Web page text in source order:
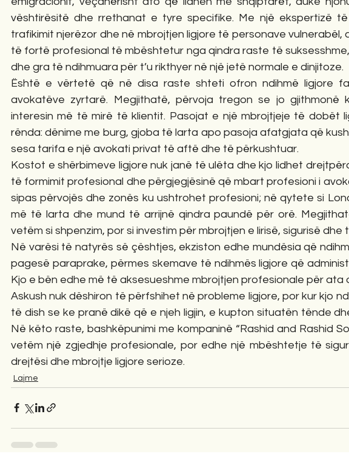
vështirësitë dhe rrethanat e tyre specifike. Me një ekspertizë
trafikimit njerëzor dhe në mbrojtjen ligjore të personave vulnerabël,
të fortë profesional të mbështetur nga qindra raste të
dhe gra të ndihmuara për t’u rikthyer në një jetë normale e dinjitoze.
Është e vërtetë që në disa raste shteti ofron ndihmë ligjore
avokatëve zyrtarë. Megjithatë, përvoja tregon se jo gjithmonë
interesin më të mirë të klientit. Pasojat e një mbrojtjeje të dobët
rënda: dënime me burg, gjoba të larta apo pasoja afatgjata që
sesa tarifa e një avokati privat të aftë dhe të përkushtuar.
Kostot e shërbimeve ligjore nuk janë të ulëta dhe kjo lidhet
të formimit profesional dhe përgjegjësinë që mbart profesioni i
sipas përvojës dhe zonës ku ushtrohet profesioni; në qytete si
më të larta dhe mund të arrijnë qindra paundë për orë.
vetëm si shpenzim, por si investim për mbrojtjen e lirisë, sigurisë dhe
Në varësi të natyrës së çështjes, ekziston edhe mundësia që
pagesë paraprake, përmes skemave të ndihmës ligjore që
Kjo e bën edhe më të aksesueshme mbrojtjen profesionale për ata
Askush nuk dëshiron të përfshihet në probleme ligjore, por kur kjo
të dish se ke pranë dikë që e njeh ligjin, e kupton situatën tënde
Në këto raste, bashkëpunimi me kompaninë “Rashid and Rashid
vetëm një zgjedhje profesionale, por edhe një mbështetje të
drejtësi dhe mbrojtje ligjore serioze.
Lajme